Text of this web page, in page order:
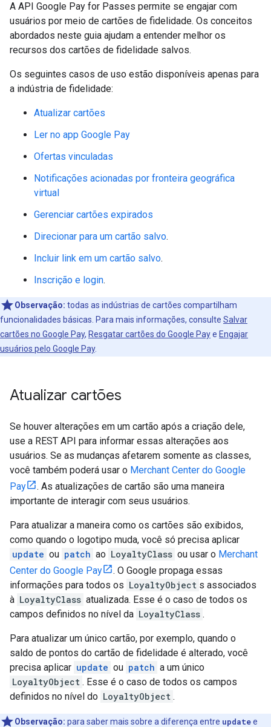
A API Google Pay for Passes permite se engajar com
usuários por meio de cartões de fidelidade. Os conceitos
abordados neste guia ajudam a entender melhor os
recursos dos cartões de fidelidade salvos.
Os seguintes casos de uso estão disponíveis apenas para
a indústria de fidelidade:
Atualizar cartões
Ler no app Google Pay
Ofertas vinculadas
Notificações acionadas por fronteira geográfica
virtual
Gerenciar cartões expirados
Direcionar para um cartão salvo.
Incluir link em um cartão salvo.
Inscrição e login.
Observação: todas as indústrias de cartões compartilham
funcionalidades básicas. Para mais informações, consulte Salvar
cartões no Google Pay, Resgatar cartões do Google Paye Engajar
usuários pelo Google Pay.
Atualizar cartões
Se houver alterações em um cartão após a criação dele,
use a REST API para informar essas alterações aos
usuários. Se as mudanças afetarem somente as classes,
você também poderá usar o Merchant Center do Google
Pay
. As atualizações de cartão são uma maneira
importante de interagir com seus usuários.
Para atualizar a maneira como os cartões são exibidos,
como quando o logotipo muda, você só precisa aplicar
update ou patch ao LoyaltyClass ou usar o Merchant
Center do Google Pay
. O Google propaga essas
informações para todos os LoyaltyObject s associados
à LoyaltyClass atualizada. Esse é o caso de todos os
campos definidos no nível da LoyaltyClass .
Para atualizar um único cartão, por exemplo, quando o
saldo de pontos do cartão de fidelidade é alterado, você
precisa aplicar update ou patch a um único
LoyaltyObject . Esse é o caso de todos os campos
definidos no nível do LoyaltyObject .
Observação: para saber mais sobre a diferença entre updatee